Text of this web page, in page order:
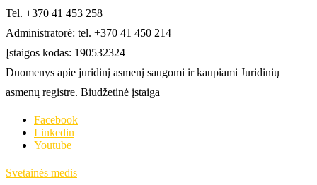
Tel. +370 41 453 258
Administratorė: tel. +370 41 450 214
Įstaigos kodas: 190532324
Duomenys apie juridinį asmenį saugomi ir kaupiami Juridinių
asmenų registre. Biudžetinė įstaiga
Facebook
Linkedin
Youtube
Svetainės medis